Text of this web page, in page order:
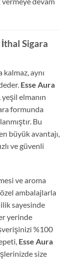
Sigara
aynı
Esse Aura
yeşil elmanın
formunda
Bu
büyük avantajı,
ve güvenli
ve aroma
ambalajlarla
sayesinde
yerinde
%100
Esse Aura
size